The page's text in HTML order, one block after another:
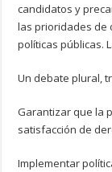
candidatos y
las prioridades de
políticas públicas.
Un debate plural,
Garantizar que la
satisfacción de
Implementar